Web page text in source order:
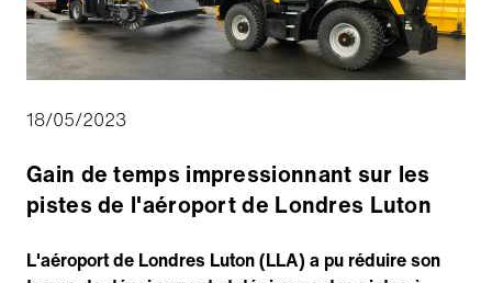
18/05/2023
Gain de temps impressionnant sur les
pistes de l'aéroport de Londres Luton
L'aéroport de Londres Luton (LLA) a pu réduire son